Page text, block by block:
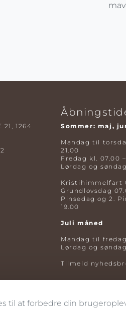
21, 1264
Sommer: maj,
Mandag til
21.00
Fredag kl. 07.00
Lørdag og
Kristihimmelfart
Grundlovsdag
Pinsedag og 2.
19.00
Juli måned
Mandag til
Lørdag og
Tilmeld
til at forbedre din